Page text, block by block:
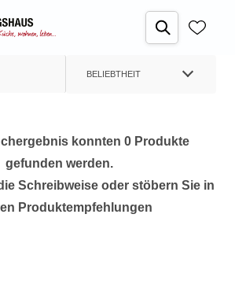
BELIEBTHEIT
konnten 0 Produkte
gefunden werden.
Schreibweise oder stöbern Sie in
Produktempfehlungen